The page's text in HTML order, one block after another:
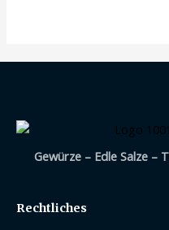
Gewürze – Edle Salze –
Rechtliches